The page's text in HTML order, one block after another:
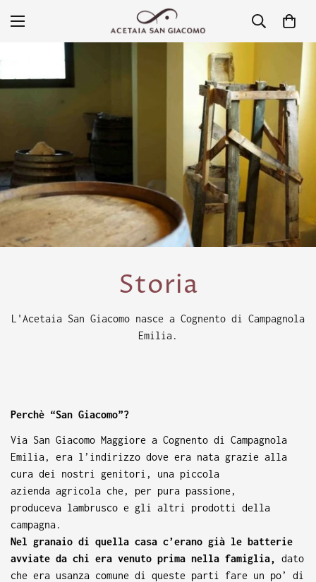
Storia
L'Acetaia San Giacomo nasce a Cognento di Campagnola
Emilia.
Perchè “San Giacomo”?
Via San Giacomo Maggiore a Cognento di Campagnola
Emilia, era l’indirizzo dove era nata grazie alla
cura dei nostri genitori, una piccola
azienda agricola che, per pura passione,
produceva lambrusco e gli altri prodotti della
campagna.
Nel granaio di quella casa c’erano già le batterie
avviate da chi era venuto prima nella famiglia,
dato
che era usanza comune di queste parti fare un po’ di